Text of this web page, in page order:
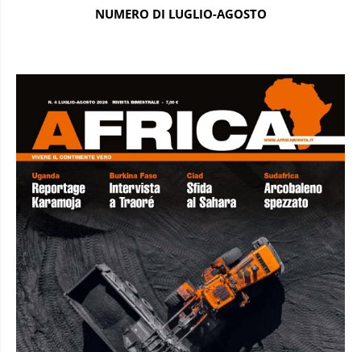
NUMERO DI LUGLIO-AGOSTO